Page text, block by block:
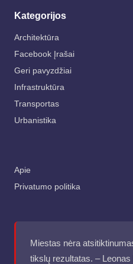
Kategorijos
Architektūra
Facebook Įrašai
Geri pavyzdžiai
Infrastruktūra
Transportas
Urbanistika
Apie
Privatumo politika
Miestas nėra
tikslų rezultatas. – Leonas